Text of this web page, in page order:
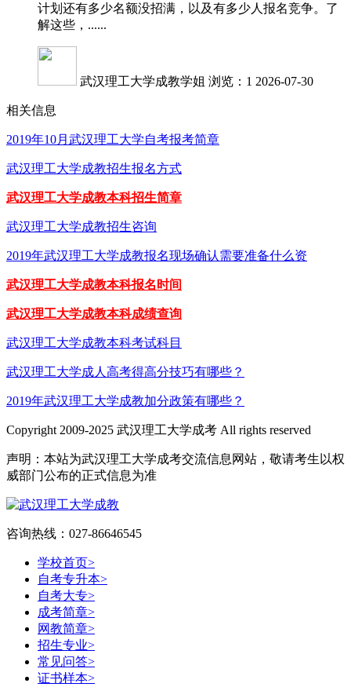
计划还有多少名额没招满，以及有多少人报名竞争。了
解这些，......
武汉理工大学成教学姐 浏览：1 2026-07-30
相关信息
2019年10月武汉理工大学自考报考简章
武汉理工大学成教招生报名方式
武汉理工大学成教本科招生简章
武汉理工大学成教招生咨询
2019年武汉理工大学成教报名现场确认需要准备什么资
武汉理工大学成教本科报名时间
武汉理工大学成教本科成绩查询
武汉理工大学成教本科考试科目
武汉理工大学成人高考得高分技巧有哪些？
2019年武汉理工大学成教加分政策有哪些？
Copyright 2009-2025 武汉理工大学成考 All rights reserved
声明：本站为武汉理工大学成考交流信息网站，敬请考生以权
威部门公布的正式信息为准
咨询热线：027-86646545
学校首页>
自考专升本>
自考大专>
成考简章>
网教简章>
招生专业>
常见问答>
证书样本>